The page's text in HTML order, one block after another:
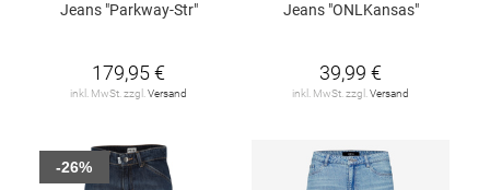
Jeans "Parkway-Str"
179,95 €
inkl. MwSt. zzgl.Versand
Jeans "ONLKansas"
39,99 €
inkl. MwSt. zzgl.Versand
-26%